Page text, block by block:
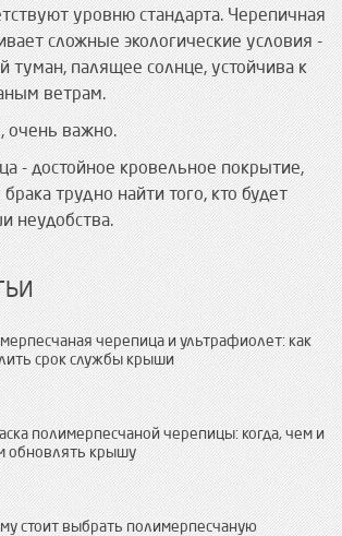
уровню стандарта. Черепичная
сложные экологические условия -
туман, палящее солнце, устойчива к
ветрам.
очень важно.
- достойное кровельное покрытие,
трудно найти того, кто будет
неудобства.
черепица и ультрафиолет: как
срок службы крыши
полимерпесчаной черепицы: когда, чем и
обновлять крышу
стоит выбрать полимерпесчаную